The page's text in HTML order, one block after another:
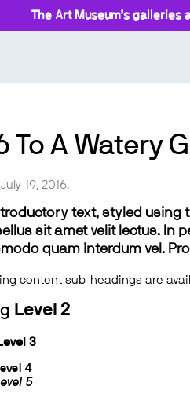
The Art Museum’s
To A Watery
19, 2016.
text, styled
sit amet velit lectus. In
quam interdum vel.
content sub-headings are
Level 2
3
4
5